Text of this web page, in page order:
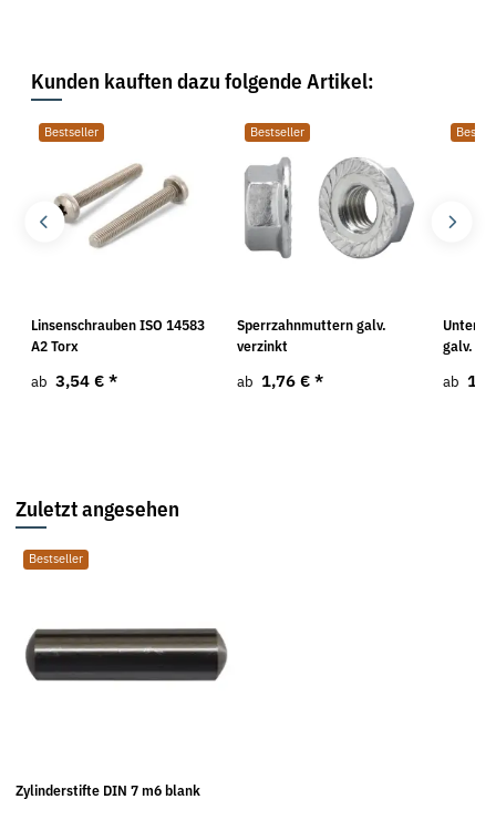
Kunden kauften dazu folgende Artikel:
Bestseller
Linsenschrauben ISO 14583
A2 Torx
ab 3,54 € *
Bestseller
Sperrzahnmuttern galv.
verzinkt
ab 1,76 € *
galv.
ab
Zuletzt angesehen
Bestseller
Zylinderstifte DIN 7 m6 blank